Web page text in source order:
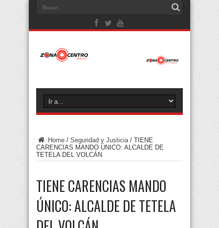
Home / Seguridad y Justicia / TIENE
CARENCIAS MANDO ÚNICO: ALCALDE DE
TETELA DEL VOLCÁN
TIENE CARENCIAS MANDO
ÚNICO: ALCALDE DE TETELA